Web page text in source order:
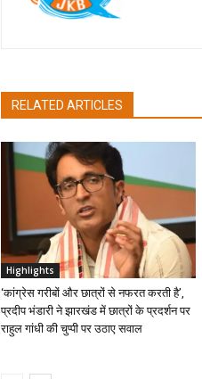
RELATED ARTICLES
Highlights
‘कांग्रेस गरीबों और छात्रों से नफरत करती है’,
प्रदीप भंडारी ने झारखंड में छात्रों के प्रदर्शन पर
राहुल गांधी की चुप्पी पर उठाए सवाल